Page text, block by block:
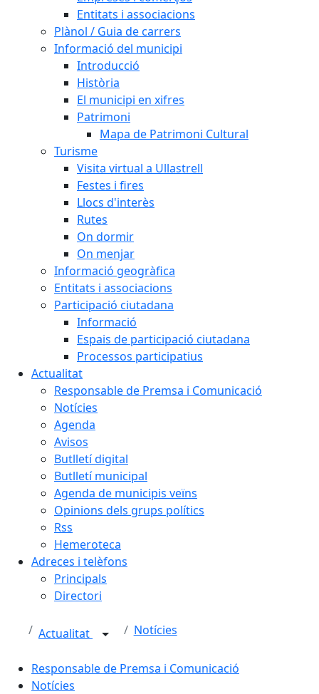
Entitats i associacions
Plànol / Guia de carrers
Informació del municipi
Introducció
Història
El municipi en xifres
Patrimoni
Mapa de Patrimoni Cultural
Turisme
Visita virtual a Ullastrell
Festes i fires
Llocs d'interès
Rutes
On dormir
On menjar
Informació geogràfica
Entitats i associacions
Participació ciutadana
Informació
Espais de participació ciutadana
Processos participatius
Actualitat
Responsable de Premsa i Comunicació
Notícies
Agenda
Avisos
Butlletí digital
Butlletí municipal
Agenda de municipis veïns
Opinions dels grups polítics
Rss
Hemeroteca
Adreces i telèfons
Principals
Directori
Actualitat Notícies
Responsable de Premsa i Comunicació
Notícies